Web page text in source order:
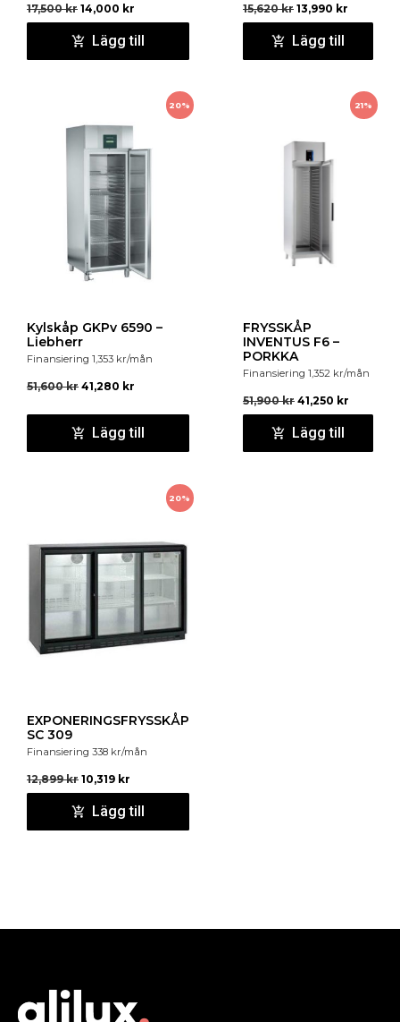
17,500kr 14,000 kr
Lägg till
15,620kr 13,990 kr
Lägg till
20%
Kylskåp GKPv 6590 –
Liebherr
Finansiering 1,353 kr/mån
51,600kr 41,280 kr
Lägg till
21%
FRYSSKÅP
INVENTUS F6 –
PORKKA
Finansiering 1,352 kr/mån
51,900kr 41,250 kr
Lägg till
20%
EXPONERINGSFRYSSKÅP
SC 309
Finansiering 338 kr/mån
12,899kr 10,319 kr
Lägg till